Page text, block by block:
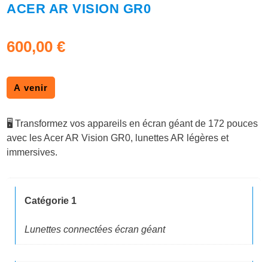
ACER AR VISION GR0
600,00€
A venir
🖥️ Transformez vos appareils en écran géant de 172 pouces
avec les Acer AR Vision GR0, lunettes AR légères et
immersives.
Catégorie 1
Lunettes connectées écran géant